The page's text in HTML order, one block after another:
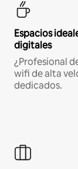
Espacios
digitales
¿Profesional
wifi de alta
dedicados.